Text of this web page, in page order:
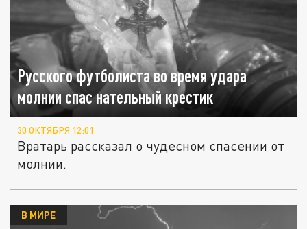
Русского футболиста во время удара
молнии спас нательный крестик
30 ОКТЯБРЯ 12:01
Вратарь рассказал о чудесном спасении от
молнии.
В МИРЕ